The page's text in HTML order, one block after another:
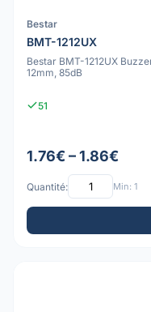
Bestar
BMT-1212UX
Bestar BMT-1212UX
12mm, 85dB
51
1.76€ – 1.86€
Quantité: Min: 1